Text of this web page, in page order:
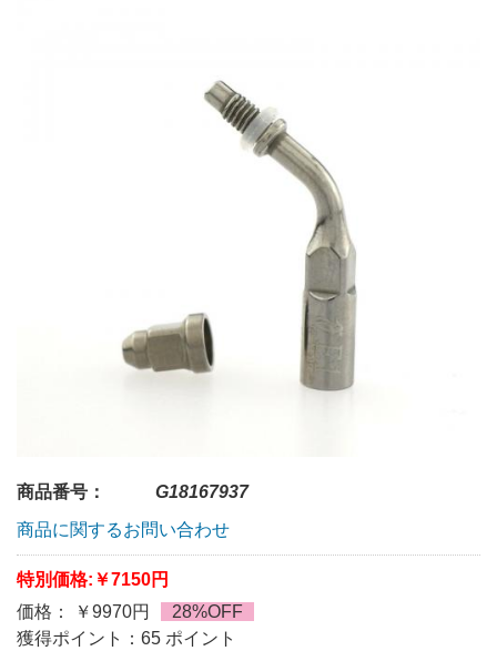
商品番号：
G18167937
商品に関するお問い合わせ
特別価格: ￥7150円
価格： ￥9970円
28%OFF
獲得ポイント：65 ポイント